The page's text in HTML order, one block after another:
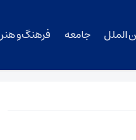
الملل جامعه فرهنگ و هنر